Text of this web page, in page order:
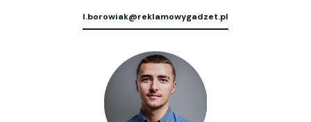
l.borowiak@reklamowygadzet.pl